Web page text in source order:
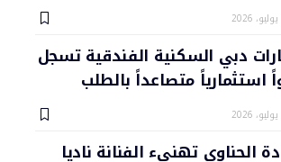
دبي السكنية الفندقية تسجل
استثمارياً متصاعداً بالطلب
الحناوي تهنىء الفنانة ناديا